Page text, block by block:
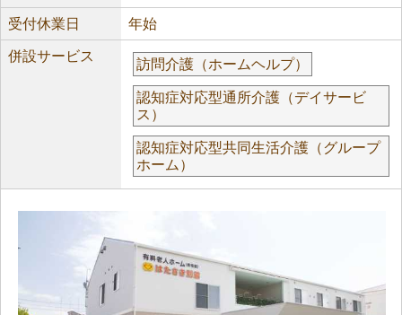
受付休業日 年始
併設サービス
訪問介護（ホームヘルプ）
認知症対応型通所介護（デイサービ
ス）
認知症対応型共同生活介護（グループ
ホーム）